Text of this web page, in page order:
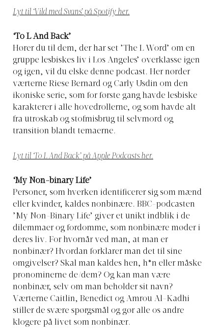
Lyt til ‘Vild med Svans’ på Spotify her.
‘To L And Back’
Hører du til dem, der har set ’The L Word’ om en
gruppe lesbiskes liv i Los Angeles’ overklasse igen
og igen, vil du elske denne podcast. Her nørder
værterne Riese Bernard og Carly Usdin om den
ikoniske serie, som for første gang havde lesbiske
karakterer i alle hovedrollerne, og som havde alt
fra utroskab og stofmisbrug til selvmord og
transition blandt temaerne.
Lyt til ‘To L And Back’ på Apple Podcasts her.
‘My Non-binary Life’
Personer, som hverken identificerer sig som mænd
eller kvinder, kaldes nonbinære. BBC-podcasten
’My Non-Binary Life’ giver et unikt indblik i de
dilemmaer og fordomme, som nonbinære møder i
deres liv. For hvornår ved man, at man er
nonbinær? Hvordan forklarer man det til sine
omgivelser? Skal man kaldes hen, h*n eller måske
pronominerne de/dem? Og kan man være
nonbinær, selv om man beholder sit navn?
Værterne Caitlin, Benedict og Amrou Al-Kadhi
stiller de svære spørgsmål og gør alle os andre
klogere på livet som nonbinær.